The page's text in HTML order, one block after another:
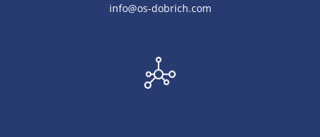
info@os-dobrich.com